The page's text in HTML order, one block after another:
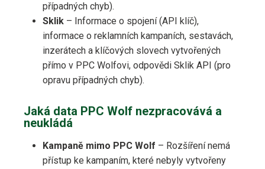
případných chyb).
Sklik – Informace o spojení (API klíč),
informace o reklamních kampaních, sestavách,
inzerátech a klíčových slovech vytvořených
přímo v PPC Wolfovi, odpovědi Sklik API (pro
opravu případných chyb).
Jaká data PPC Wolf nezpracovává a
neukládá
Kampaně mimo PPC Wolf – Rozšíření nemá
přístup ke kampaním, které nebyly vytvořeny